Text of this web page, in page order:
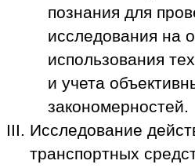
познания для
исследования на
использования
и учета
закономерностей.
Исследование
транспортных